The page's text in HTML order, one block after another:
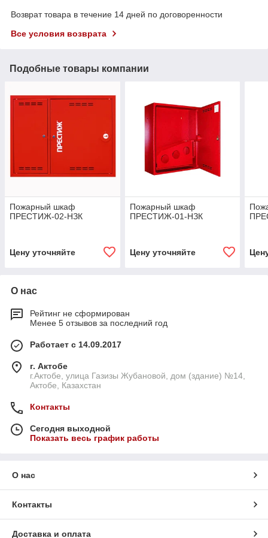
Возврат товара в течение 14 дней по договоренности
Все условия возврата
Подобные товары компании
Пожарный шкаф
ПРЕСТИЖ-02-НЗК
Цену уточняйте
Пожарный шкаф
ПРЕСТИЖ-01-НЗК
Цену уточняйте
О нас
Рейтинг не сформирован
Менее 5 отзывов за последний год
Работает с 14.09.2017
г. Актобе
г.Актобе, улица Газизы Жубановой, дом (здание) №14,
Актобе, Казахстан
Контакты
Сегодня выходной
Показать весь график работы
О нас
Контакты
Доставка и оплата